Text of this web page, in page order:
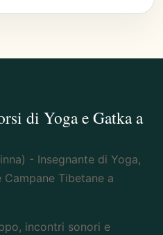
di Yoga e Gatka a
- Insegnante di Yoga,
Tibetane a
incontri sonori e